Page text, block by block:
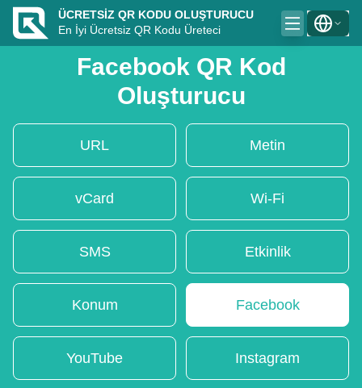
ÜCRETSIZ QR KODU OLUŞTURUCU
En İyi Ücretsiz QR Kodu Üreteci
Facebook QR Kod
Oluşturucu
URL Metin
vCard Wi-Fi
SMS Etkinlik
Konum Facebook
YouTube Instagram